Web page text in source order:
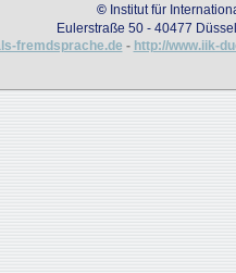
© Institut für
Eulerstraße 50 - 40477
fremdsprache.de - http://www.iik-